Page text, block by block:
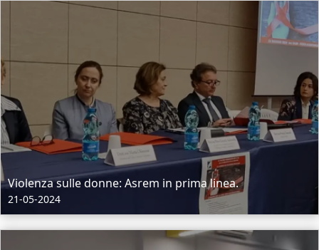
Violenza sulle donne: Asrem in prima linea.
21-05-2024